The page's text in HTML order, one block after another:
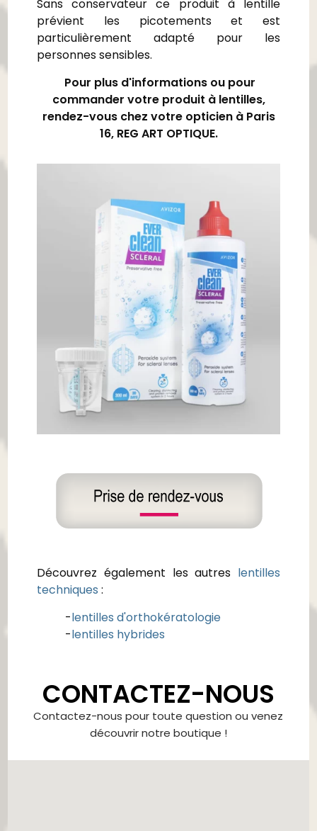
Sans conservateur ce produit à lentille
prévient les picotements et est
particulièrement adapté pour les
personnes sensibles.
Pour plus d'informations ou pour
commander votre produit à lentilles,
rendez-vous chez votre opticien à Paris
16, REG ART OPTIQUE.
Découvrez également les autres lentilles
techniques :
-lentilles d'orthokératologie
-lentilles hybrides
CONTACTEZ-NOUS
Contactez-nous pour toute question ou venez
découvrir notre boutique !